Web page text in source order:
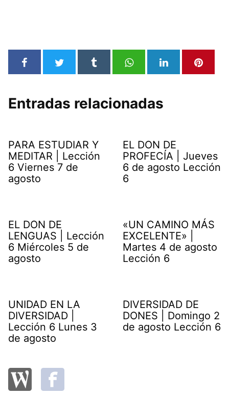
Entradas relacionadas
PARA ESTUDIAR Y
MEDITAR | Lección
6 Viernes 7 de
agosto
EL DON DE
PROFECÍA | Jueves
6 de agosto Lección
6
EL DON DE
LENGUAS | Lección
6 Miércoles 5 de
agosto
«UN CAMINO MÁS
EXCELENTE» |
Martes 4 de agosto
Lección 6
UNIDAD EN LA
DIVERSIDAD |
Lección 6 Lunes 3
de agosto
DIVERSIDAD DE
DONES | Domingo 2
de agosto Lección 6